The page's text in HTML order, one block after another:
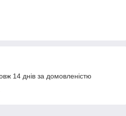
14 днів за домовленістю